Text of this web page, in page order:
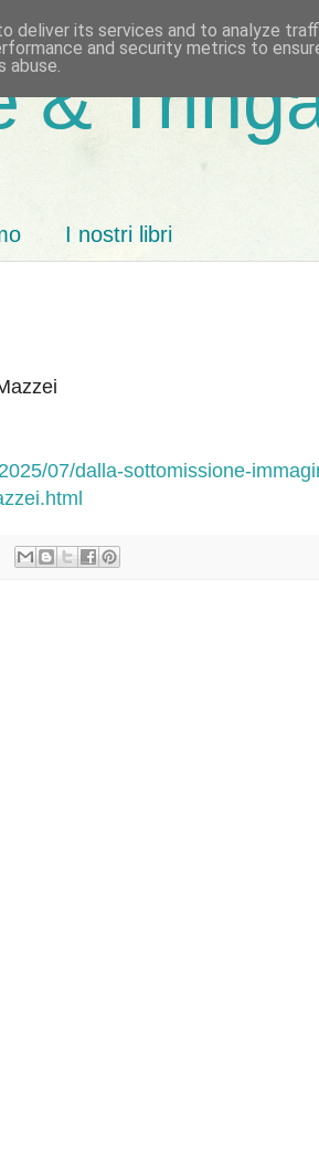
&
I nostri libri
07/dalla-sottomissione-
deliver its services and to analyze
and security metrics to
abuse.